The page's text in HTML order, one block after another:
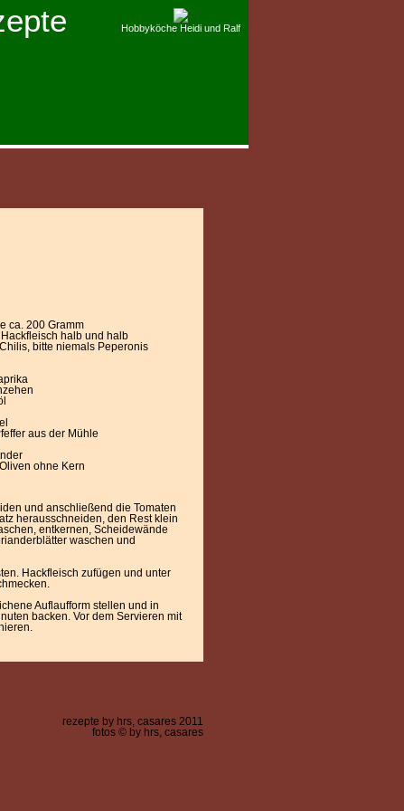
Hobbyköche Heidi und Ralf
ca. 200 Gramm
halb und halb
bitte niemals Peperonis
aus der Mühle
ohne Kern
und anschließend die Tomaten
herausschneiden, den Rest klein
entkernen, Scheidewände
waschen und
Hackfleisch zufügen und unter
Auflaufform stellen und in
backen. Vor dem Servieren mit
rezepte by hrs, casares 2011
fotos © by hrs, casares